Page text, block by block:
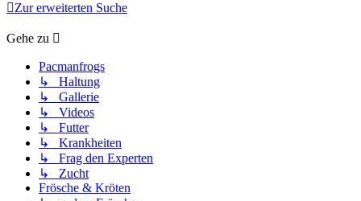
Zur erweiterten Suche
Gehe zu
Pacmanfrogs
↳ Haltung
↳ Gallerie
↳ Videos
↳ Futter
↳ Krankheiten
↳ Frag den Experten
↳ Zucht
Frösche & Kröten